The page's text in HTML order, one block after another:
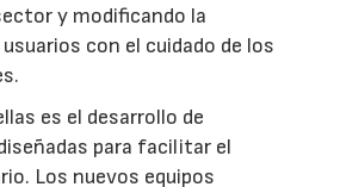
y modificando la
con el cuidado de los
es el desarrollo de
para facilitar el
Los nuevos equipos